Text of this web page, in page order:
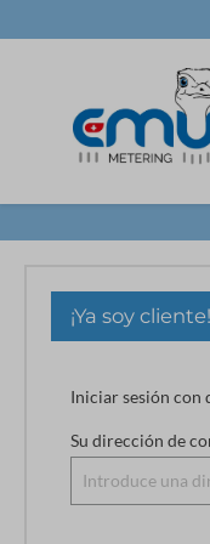
¡Ya soy cliente!
Iniciar sesión con
Su dirección de